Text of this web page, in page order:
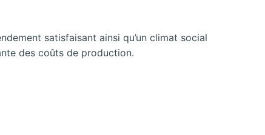
satisfaisant ainsi qu’un climat social
des coûts de production.